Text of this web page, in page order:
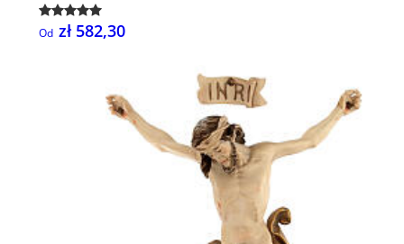
Od zł 582,30